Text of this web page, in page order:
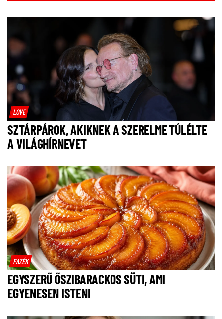
LOVE
SZTÁRPÁROK, AKIKNEK A SZERELME TÚLÉLTE
A VILÁGHÍRNEVET
FAZÉK
EGYSZERŰ ŐSZIBARACKOS SÜTI, AMI
EGYENESEN ISTENI